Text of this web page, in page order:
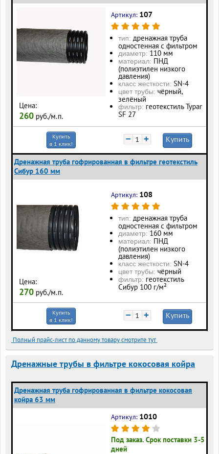
Цена:
260 руб./м.п.
Артикул: 107
тип: дренажная труба
одностенная с фильтром
диаметр: 110 мм
материал: ПНД
(полиэтилен низкого
давления)
класс жесткости: SN-4
цвет трубы: чёрный,
зелёный
фильтр: геотекстиль Typar
SF 27
Купить
в 1 клик!
− + Купить
Дренажная труба гофрированная в фильтре геотекстиль
Сибур 160 мм
Цена:
270 руб./м.п.
Артикул: 108
тип: дренажная труба
одностенная с фильтром
диаметр: 160 мм
материал: ПНД
(полиэтилен низкого
давления)
класс жесткости: SN-4
цвет трубы: чёрный
фильтр: геотекстиль
Сибур 100 г/м²
Купить
в 1 клик!
− + Купить
Полный прайс-лист по данному товару смотрите тут
Дренажные трубы в фильтре кокосовая койра
Дренажная труба гофрированная в фильтре кокосовая
койра 63 мм
Артикул: 1010
Под заказ. Срок поставки 3-5
дней